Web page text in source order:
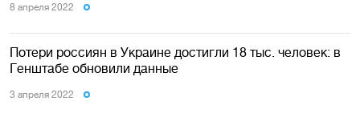
8 апреля 2022
Потери россиян в Украине достигли 18 тыс. человек: в
Генштабе обновили данные
3 апреля 2022